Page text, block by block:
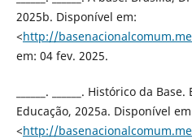
2025b. Disponível em:
<http://
em: 04 fev. 2025.
______. ______. Histórico da
Educação, 2025a. Disponível
<http://